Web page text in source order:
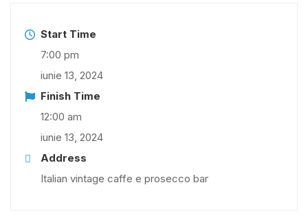
Start Time
7:00 pm
iunie 13, 2024
Finish Time
12:00 am
iunie 13, 2024
Address
Italian vintage caffe e prosecco bar